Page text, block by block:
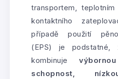
transportem,
kontaktního
případě použití
(EPS) je podstatné,
kombinuje
schopnost,